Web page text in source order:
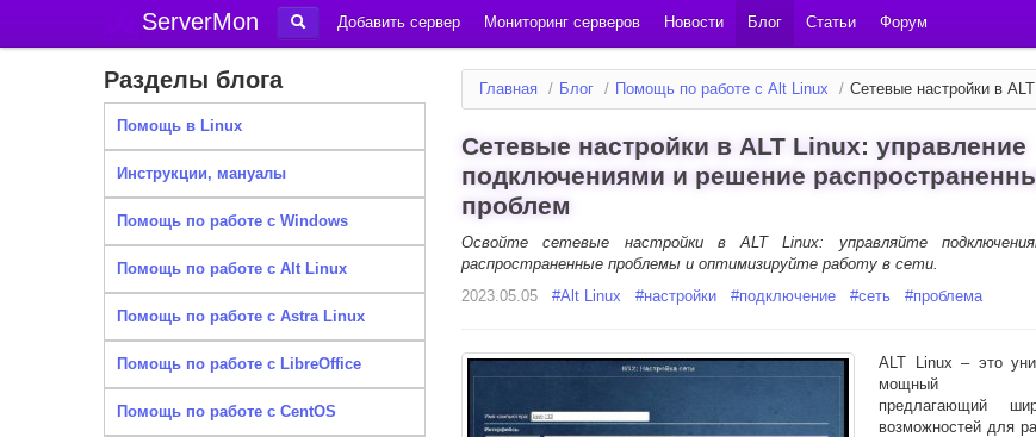
ServerMon Добавить сервер Мониторинг серверов Новости Блог Статьи Форум
Разделы блога
Помощь в Linux
Инструкции, мануалы
Помощь по работе с Windows
Помощь по работе с Alt Linux
Помощь по работе с Astra Linux
Помощь по работе с LibreOffice
Помощь по работе с CentOS
Главная / Блог / Помощь по работе с Alt Linux / Сетевые настройки в
Сетевые настройки в ALT Linux: управление
подключениями и решение
проблем
Освойте сетевые настройки в ALT Linux: управляйте
распространенные проблемы и оптимизируйте работу в сети.
2023.05.05
#Alt Linux #настройки #подключение #сеть #проблема
ALT Linux – это
мощный
предлагающий
возможностей для